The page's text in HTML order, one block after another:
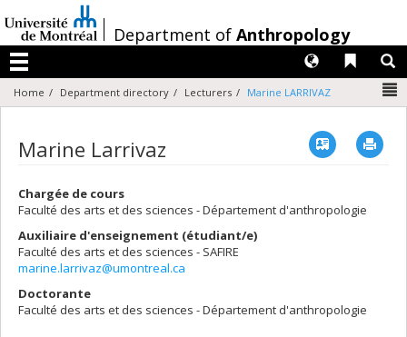
au
contenu
/Department of Anthropology
Menu
Liens
Langues
Home Department directory Lecturers Marine LARRIVAZ
Marine Larrivaz Vcard
Chargée de cours
Faculté des arts et des sciences - Département d'anthropologie
Auxiliaire d'enseignement (étudiant/e)
Faculté des arts et des sciences - SAFIRE
marine.larrivaz@umontreal.ca
Doctorante
Faculté des arts et des sciences - Département d'anthropologie